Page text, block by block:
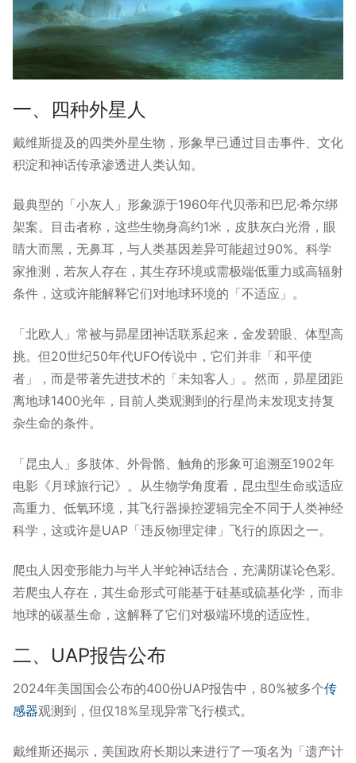
一、四种外星人
戴维斯提及的四类外星生物，形象早已通过目击事件、文化
积淀和神话传承渗透进人类认知。
最典型的「小灰人」形象源于1960年代贝蒂和巴尼·希尔绑
架案。目击者称，这些生物身高约1米，皮肤灰白光滑，眼
睛大而黑，无鼻耳，与人类基因差异可能超过90%。科学
家推测，若灰人存在，其生存环境或需极端低重力或高辐射
条件，这或许能解释它们对地球环境的「不适应」。
「北欧人」常被与昴星团神话联系起来，金发碧眼、体型高
挑。但20世纪50年代UFO传说中，它们并非「和平使
者」，而是带著先进技术的「未知客人」。然而，昴星团距
离地球1400光年，目前人类观测到的行星尚未发现支持复
杂生命的条件。
「昆虫人」多肢体、外骨骼、触角的形象可追溯至1902年
电影《月球旅行记》。从生物学角度看，昆虫型生命或适应
高重力、低氧环境，其飞行器操控逻辑完全不同于人类神经
科学，这或许是UAP「违反物理定律」飞行的原因之一。
爬虫人因变形能力与半人半蛇神话结合，充满阴谋论色彩。
若爬虫人存在，其生命形式可能基于硅基或硫基化学，而非
地球的碳基生命，这解释了它们对极端环境的适应性。
二、UAP报告公布
2024年美国国会公布的400份UAP报告中，80%被多个传
感器观测到，但仅18%呈现异常飞行模式。
戴维斯还揭示，美国政府长期以来进行了一项名为「遗产计